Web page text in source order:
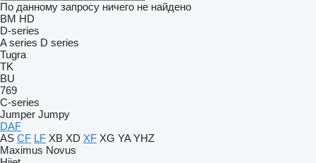
По данному запросу ничего не найдено
BM HD
D-series
A series D series
Tugra
TK
BU
769
C-series
Jumper Jumpy
DAF
AS CF LF XB XD XF XG YA YHZ
Maximus Novus